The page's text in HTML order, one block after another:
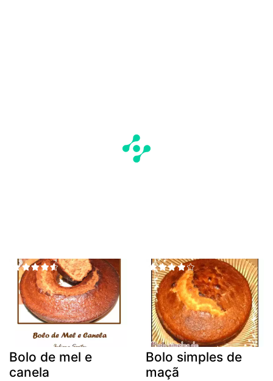
Bolo de mel e
canela
Bolo simples de
maçã